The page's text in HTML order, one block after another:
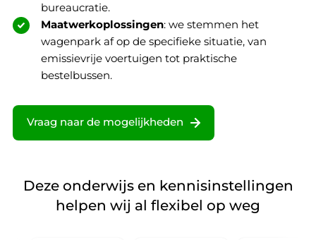
bureaucratie.
Maatwerkoplossingen: we stemmen het
wagenpark af op de specifieke situatie, van
emissievrije voertuigen tot praktische
bestelbussen.
Vraag naar de mogelijkheden
Deze onderwijs en kennisinstellingen
helpen wij al flexibel op weg